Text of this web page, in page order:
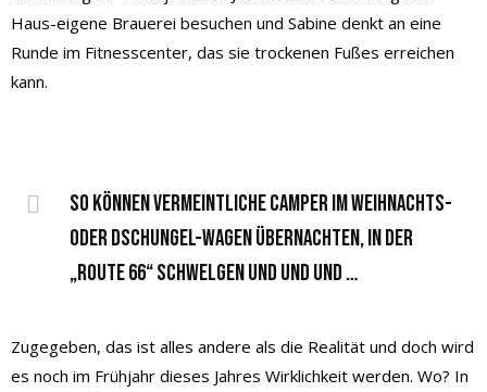
Haus-eigene Brauerei besuchen und Sabine denkt an eine
Runde im Fitnesscenter, das sie trockenen Fußes erreichen
kann.
So können vermeintliche Camper im Weihnachts-
oder Dschungel-Wagen übernachten, in der
„Route 66“ schwelgen und und und …
Zugegeben, das ist alles andere als die Realität und doch wird
es noch im Frühjahr dieses Jahres Wirklichkeit werden. Wo? In